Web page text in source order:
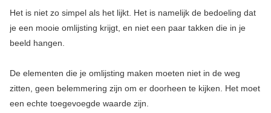
Het is niet zo simpel als het lijkt. Het is namelijk de bedoeling dat
je een mooie omlijsting krijgt, en niet een paar takken die in je
beeld hangen.
De elementen die je omlijsting maken moeten niet in de weg
zitten, geen belemmering zijn om er doorheen te kijken. Het moet
een echte toegevoegde waarde zijn.